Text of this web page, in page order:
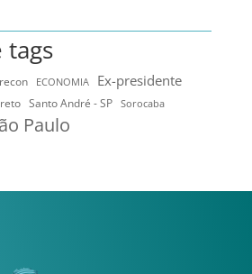
tags
ECONOMIA Ex-presidente
Santo André - SP
Sorocaba
Paulo